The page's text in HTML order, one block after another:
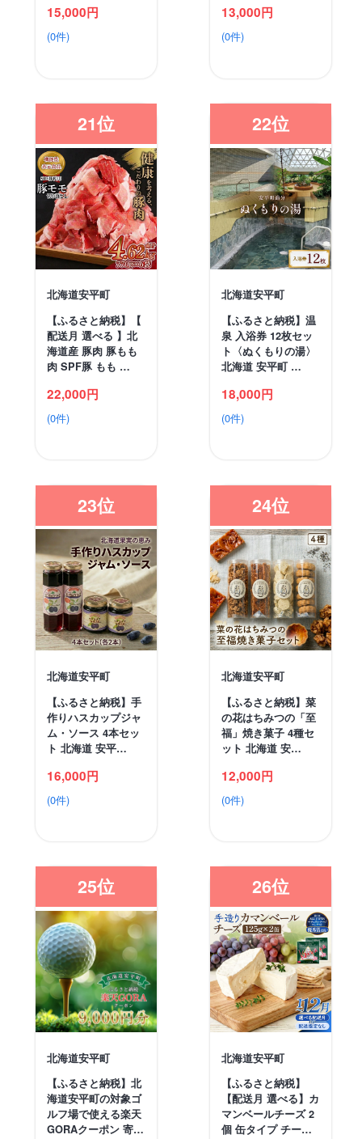
15,000円
(0件)
13,000円
(0件)
21位
北海道安平町
【ふるさと納税】【
配送月 選べる 】北
海道産 豚肉 豚もも
肉 SPF豚 もも …
22,000円
(0件)
22位
北海道安平町
【ふるさと納税】温
泉 入浴券 12枚セッ
ト〈ぬくもりの湯〉
北海道 安平町 …
18,000円
(0件)
23位
北海道安平町
【ふるさと納税】手
作りハスカップジャ
ム・ソース 4本セッ
ト 北海道 安平…
16,000円
(0件)
24位
北海道安平町
【ふるさと納税】菜
の花はちみつの「至
福」焼き菓子 4種セ
ット 北海道 安…
12,000円
(0件)
25位
北海道安平町
【ふるさと納税】北
海道安平町の対象ゴ
ルフ場で使える楽天
GORAクーポン 寄…
26位
北海道安平町
【ふるさと納税】
【配送月 選べる】カ
マンベールチーズ 2
個 缶タイプ チー…